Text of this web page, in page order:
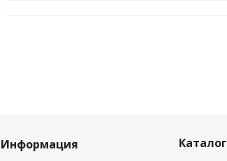
Информация Каталог